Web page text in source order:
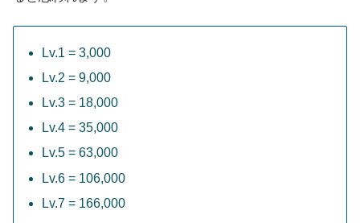
Lv.1 = 3,000
Lv.2 = 9,000
Lv.3 = 18,000
Lv.4 = 35,000
Lv.5 = 63,000
Lv.6 = 106,000
Lv.7 = 166,000